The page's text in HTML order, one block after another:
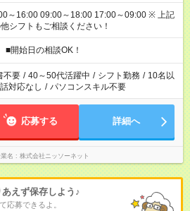
～16:00 09:00～18:00 17:00～09:00 ※ 上記
シフトもご相談ください！
開始日の相談OK！
不要 / 40～50代活躍中 / シフト勤務 / 10名以
対応なし / パソコンスキル不要
応募する 詳細へ
名 株式会社ニッソーネット
あえず保存しよう♪
応募できるよ。